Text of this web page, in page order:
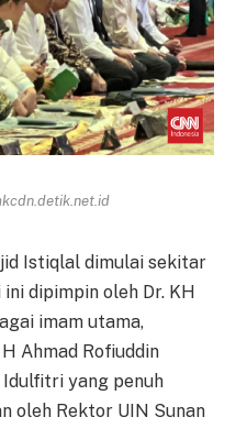
Istiqlal dimulai sekitar
dipimpin oleh Dr. KH
imam utama,
Ahmad Rofiuddin
Idulfitri yang penuh
oleh Rektor UIN Sunan